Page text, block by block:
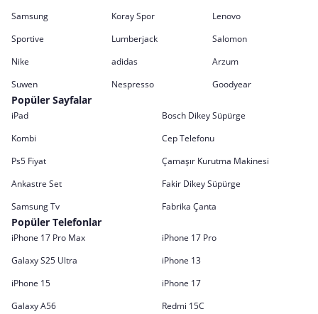
Samsung Koray Spor
Lenovo
Sportive
Lumberjack
Salomon
Nike
adidas
Arzum
Suwen
Nespresso Goodyear
Popüler Sayfalar
iPad
Bosch Dikey Süpürge
Kombi
Cep Telefonu
Ps5 Fiyat
Çamaşır Kurutma Makinesi
Ankastre Set
Fakir Dikey Süpürge
Samsung Tv
Fabrika Çanta
Popüler Telefonlar
iPhone 17 Pro Max
iPhone 17 Pro
Galaxy S25 Ultra
iPhone 13
iPhone 15
iPhone 17
Galaxy A56
Redmi 15C